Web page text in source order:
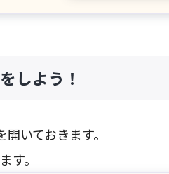
しよう！
いておきます。
す。